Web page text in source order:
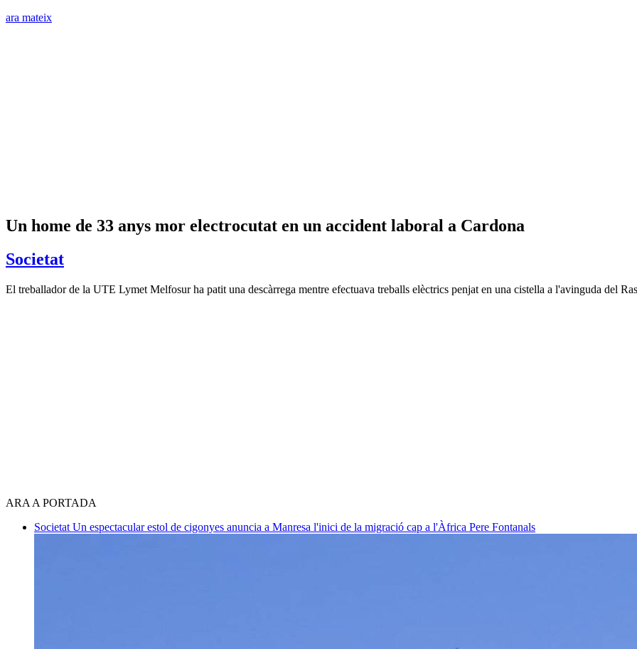
ara mateix
Un home de 33 anys mor electrocutat en un accident laboral a Cardona
Societat
El treballador de la UTE Lymet Melfosur ha patit una descàrrega mentre efectuava treballs elèctrics penjat en una cistella a l'avinguda del
ARA A PORTADA
Societat Un espectacular estol de cigonyes anuncia a Manresa l'inici de la migració cap a l'Àfrica Pere Fontanals